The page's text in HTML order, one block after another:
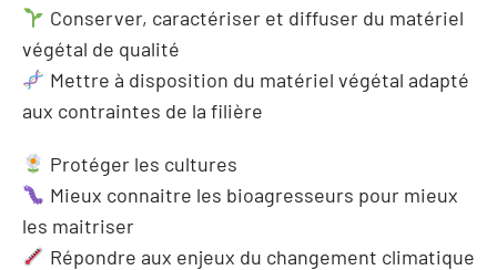
Conserver, caractériser et diffuser du matériel
végétal de qualité
Mettre à disposition du matériel végétal adapté
aux contraintes de la filière
Protéger les cultures
Mieux connaitre les bioagresseurs pour mieux
les maitriser
Répondre aux enjeux du changement climatique